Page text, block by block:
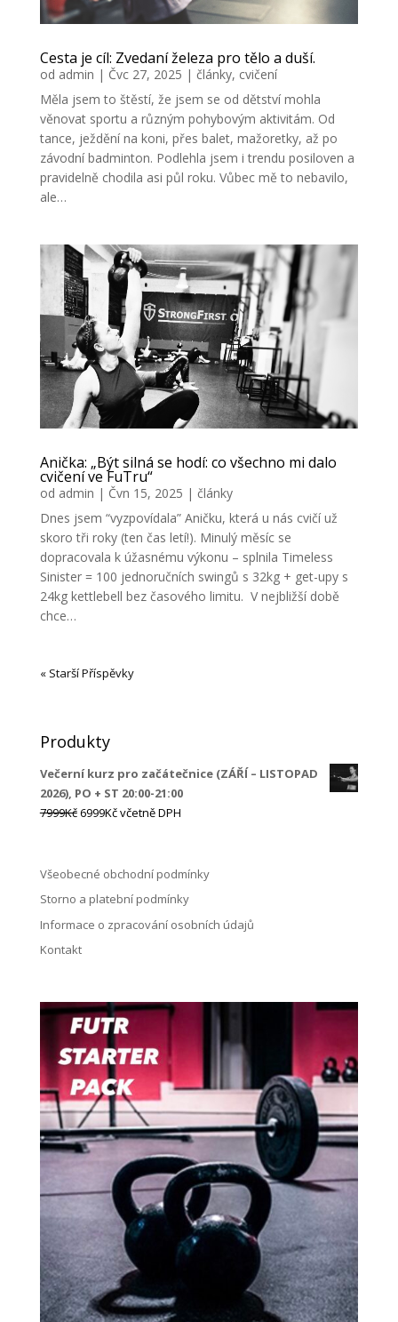
Cesta je cíl: Zvedaní železa pro tělo a duší.
od admin | Čvc 27, 2025 | články, cvičení
Měla jsem to štěstí, že jsem se od dětství mohla
věnovat sportu a různým pohybovým aktivitám. Od
tance, ježdění na koni, přes balet, mažoretky, až po
závodní badminton. Podlehla jsem i trendu posiloven a
pravidelně chodila asi půl roku. Vůbec mě to nebavilo,
ale…
Anička: „Být silná se hodí: co všechno mi dalo
cvičení ve FuTru“
od admin | Čvn 15, 2025 | články
Dnes jsem “vyzpovídala” Aničku, která u nás cvičí už
skoro tři roky (ten čas letí!). Minulý měsíc se
dopracovala k úžasnému výkonu – splnila Timeless
Sinister = 100 jednoručních swingů s 32kg + get-upy s
24kg kettlebell bez časového limitu. V nejbližší době
chce…
« Starší Příspěvky
Produkty
Večerní kurz pro začátečnice (ZÁŘÍ – LISTOPAD
2026), PO + ST 20:00-21:00
7999KčPůvodní
7999Kč.
6999KčAktuální
6999Kč.
včetně DPH
Všeobecné obchodní podmínky
Storno a platební podmínky
Informace o zpracování osobních údajů
Kontakt